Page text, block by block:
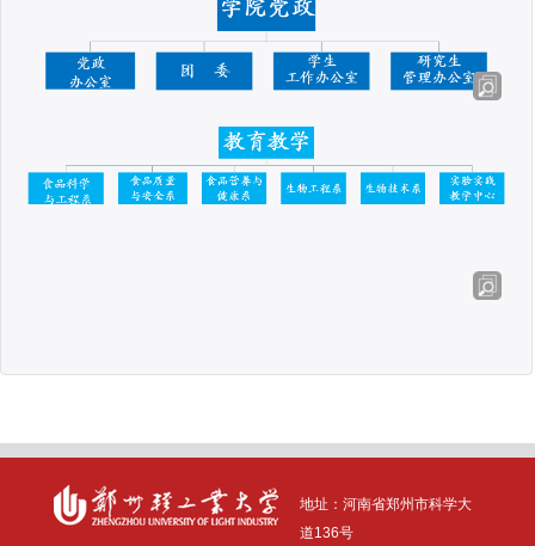
地址：河南省郑州市科学大
道136号